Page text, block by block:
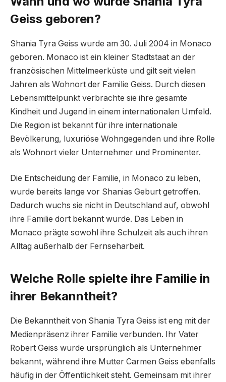
Geiss geboren?
Shania Tyra Geiss wurde am 30. Juli 2004 in Monaco
geboren. Monaco ist ein kleiner Stadtstaat an der
französischen Mittelmeerküste und gilt seit vielen
Jahren als Wohnort der Familie Geiss. Durch diesen
Lebensmittelpunkt verbrachte sie ihre gesamte
Kindheit und Jugend in einem internationalen Umfeld.
Die Region ist bekannt für ihre internationale
Bevölkerung, luxuriöse Wohngegenden und ihre Rolle
als Wohnort vieler Unternehmer und Prominenter.
Die Entscheidung der Familie, in Monaco zu leben,
wurde bereits lange vor Shanias Geburt getroffen.
Dadurch wuchs sie nicht in Deutschland auf, obwohl
ihre Familie dort bekannt wurde. Das Leben in
Monaco prägte sowohl ihre Schulzeit als auch ihren
Alltag außerhalb der Fernseharbeit.
Welche Rolle spielte ihre Familie in
ihrer Bekanntheit?
Die Bekanntheit von Shania Tyra Geiss ist eng mit der
Medienpräsenz ihrer Familie verbunden. Ihr Vater
Robert Geiss wurde ursprünglich als Unternehmer
bekannt, während ihre Mutter Carmen Geiss ebenfalls
häufig in der Öffentlichkeit steht. Gemeinsam mit ihrer